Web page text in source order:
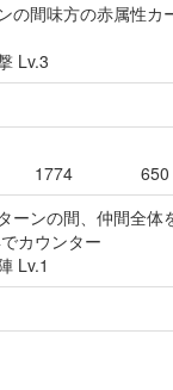
の間味方の赤属性カ
Lv.3
1774 650
ーンの間、仲間全体
カウンター
Lv.1